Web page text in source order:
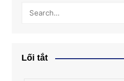
Lối tắt